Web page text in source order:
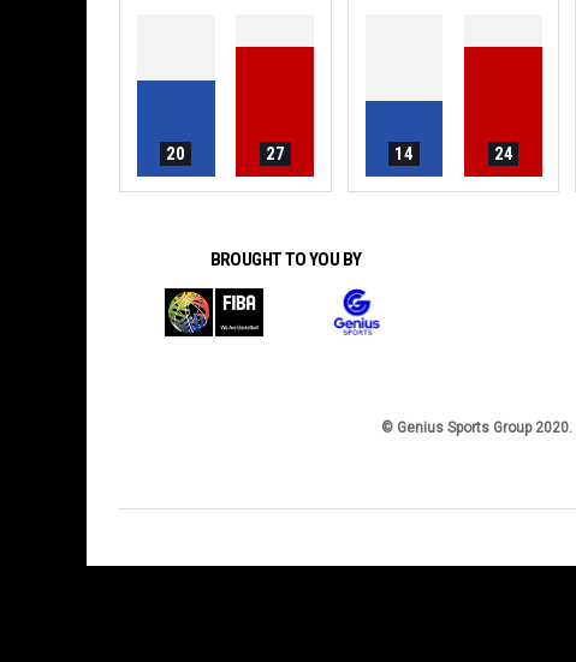
20 27 14 24
BROUGHT TO YOU BY
© Genius Sports Group 2020.